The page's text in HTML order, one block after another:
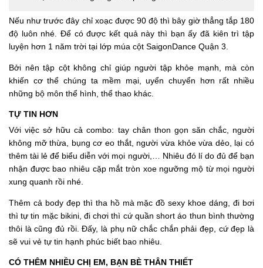
Nếu như trước đây chỉ xoạc được 90 độ thì bây giờ thẳng tắp 180
độ luôn nhé. Để có được kết quả này thì bạn ấy đã kiên trì tập
luyện hơn 1 năm trời tại lớp múa cột SaigonDance Quận 3.
Bởi nên tập cột không chỉ giúp người tập khỏe mạnh, mà còn
khiến cơ thể chúng ta mềm mại, uyển chuyển hơn rất nhiều
những bộ môn thể hình, thể thao khác.
TỰ TIN HƠN
Với việc sở hữu cả combo: tay chân thon gọn săn chắc, người
không mỡ thừa, bụng cơ eo thắt, người vừa khỏe vừa dẻo, lại có
thêm tài lẻ để biểu diễn với mọi người,… Nhiêu đó lí do đủ để bạn
nhận được bao nhiêu cặp mắt tròn xoe ngưỡng mộ từ mọi người
xung quanh rồi nhé.
Thêm cả body đẹp thì tha hồ mà mặc đồ sexy khoe dáng, đi bơi
thì tự tin mặc bikini, đi chơi thì cứ quần short áo thun bình thường
thôi là cũng đủ rồi. Đấy, là phụ nữ chắc chắn phải đẹp, cứ đẹp là
sẽ vui vẻ tự tin hạnh phúc biết bao nhiêu.
CÓ THÊM NHIỀU CHỊ EM, BẠN BÈ THÂN THIẾT